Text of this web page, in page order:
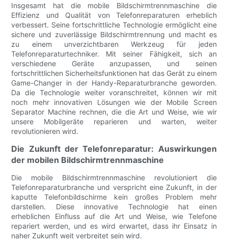
Insgesamt hat die mobile Bildschirmtrennmaschine die
Effizienz und Qualität von Telefonreparaturen erheblich
verbessert. Seine fortschrittliche Technologie ermöglicht eine
sichere und zuverlässige Bildschirmtrennung und macht es
zu einem unverzichtbaren Werkzeug für jeden
Telefonreparaturtechniker. Mit seiner Fähigkeit, sich an
verschiedene Geräte anzupassen, und seinen
fortschrittlichen Sicherheitsfunktionen hat das Gerät zu einem
Game-Changer in der Handy-Reparaturbranche geworden.
Da die Technologie weiter voranschreitet, können wir mit
noch mehr innovativen Lösungen wie der Mobile Screen
Separator Machine rechnen, die die Art und Weise, wie wir
unsere Mobilgeräte reparieren und warten, weiter
revolutionieren wird.
Die Zukunft der Telefonreparatur: Auswirkungen
der mobilen Bildschirmtrennmaschine
Die mobile Bildschirmtrennmaschine revolutioniert die
Telefonreparaturbranche und verspricht eine Zukunft, in der
kaputte Telefonbildschirme kein großes Problem mehr
darstellen. Diese innovative Technologie hat einen
erheblichen Einfluss auf die Art und Weise, wie Telefone
repariert werden, und es wird erwartet, dass ihr Einsatz in
naher Zukunft weit verbreitet sein wird.